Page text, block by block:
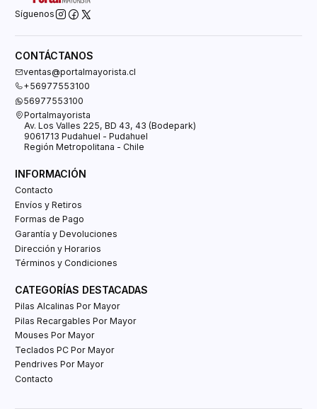
Síguenos
CONTÁCTANOS
ventas@portalmayorista.cl
+56977553100
56977553100
Portalmayorista
Av. Los Valles 225, BD 43, 43 (Bodepark)
9061713 Pudahuel - Pudahuel
Región Metropolitana - Chile
INFORMACIÓN
Contacto
Envíos y Retiros
Formas de Pago
Garantía y Devoluciones
Dirección y Horarios
Términos y Condiciones
CATEGORÍAS DESTACADAS
Pilas Alcalinas Por Mayor
Pilas Recargables Por Mayor
Mouses Por Mayor
Teclados PC Por Mayor
Pendrives Por Mayor
Contacto